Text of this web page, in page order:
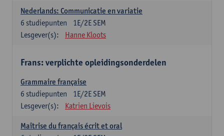
Nederlands: Communicatie en variatie
1E/2E SEM
6 studiepunten
Lesgever(s):
Hanne Kloots
Frans: verplichte opleidingsonderdelen
Grammaire française
1E/2E SEM
6 studiepunten
Lesgever(s):
Katrien Lievois
Maîtrise du français écrit et oral